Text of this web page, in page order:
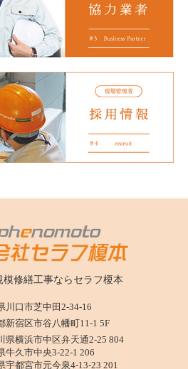
模修繕工事ならセラフ榎本
川口市芝中田2-34-16
新宿区市谷八幡町11-1 5F
県横浜市中区弁天通2-25 804
牛久市中央3-22-1 206
宇都宮市元今泉4-13-23 201